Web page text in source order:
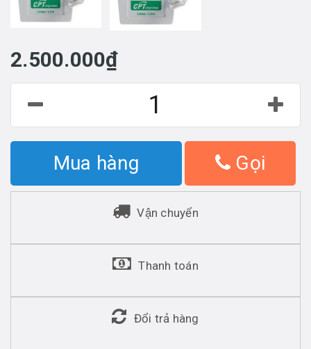
2.500.000₫
Mua hàng Gọi
Vận chuyển
Thanh toán
Đổi trả hàng